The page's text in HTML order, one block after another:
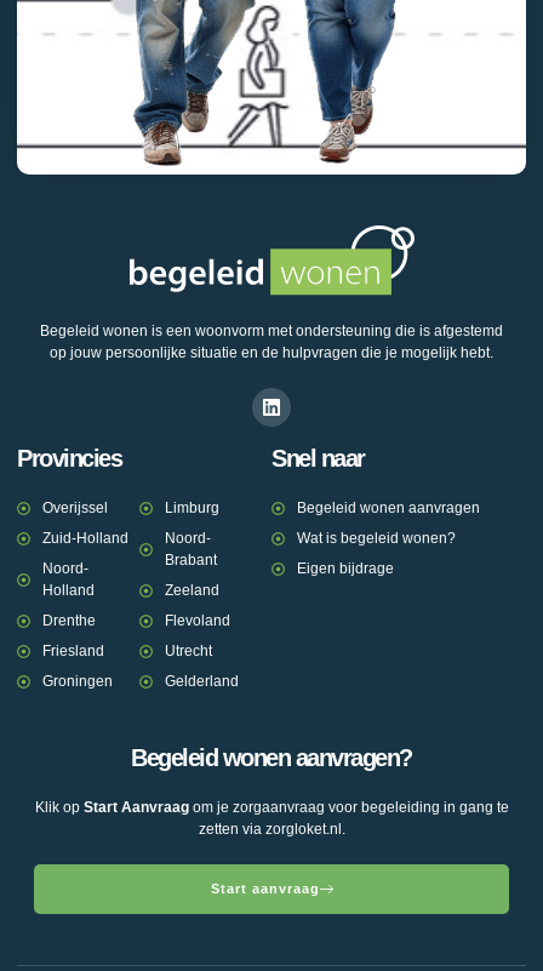
Begeleid wonen is een woonvorm met ondersteuning die is afgestemd
op jouw persoonlijke situatie en de hulpvragen die je mogelijk hebt.
Provincies
Overijssel
Zuid-Holland
Noord-
Holland
Drenthe
Friesland
Groningen
Limburg
Noord-
Brabant
Zeeland
Flevoland
Utrecht
Gelderland
Snel naar
Begeleid wonen aanvragen
Wat is begeleid wonen?
Eigen bijdrage
Begeleid wonen aanvragen?
Klik op Start Aanvraagom je zorgaanvraag voor begeleiding in gang te
zetten via zorgloket.nl.
Start aanvraag